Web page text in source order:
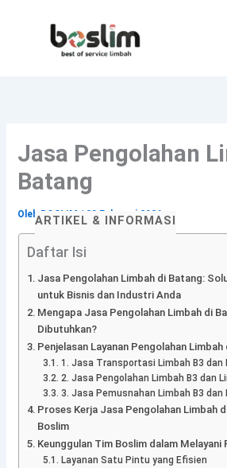
Jasa Pengolahan
Batang
OlehBOSLIM / 20 Februari 2026
ARTIKEL & INFORMASI
Daftar Isi
Jasa Pengolahan Limbah di Batang:
untuk Bisnis dan Industri Anda
Mengapa Jasa Pengolahan Limbah di
Dibutuhkan?
Penjelasan Layanan Pengolahan
1. Jasa Transportasi Limbah B3 dan
2. Jasa Pengolahan Limbah B3 dan
3. Jasa Pemusnahan Limbah B3 dan
Proses Kerja Jasa Pengolahan Limbah
Boslim
Keunggulan Tim Boslim dalam Melayani
Layanan Satu Pintu yang Efisien